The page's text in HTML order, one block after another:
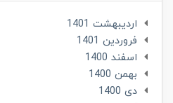
ارديبهشت 1401
فروردین 1401
اسفند 1400
بهمن 1400
دی 1400